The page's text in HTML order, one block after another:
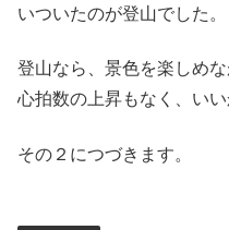
いついたのが登山でした。
登山なら、景色を楽しめ
心拍数の上昇もなく、いい
その２につづきます。